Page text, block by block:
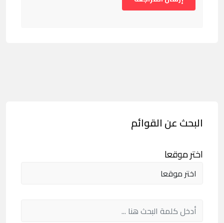
البحث عن القوائم
اختر موقعا